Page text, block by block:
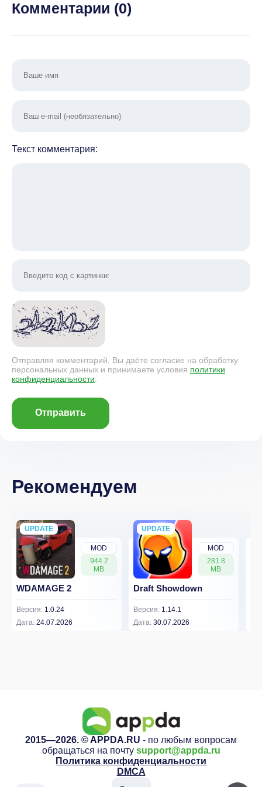
Комментарии (0)
Текст комментария:
Отправляя комментарий, Вы даёте согласие на обработку
персональных данных и принимаете условия политики
конфиденциальности.
Отправить
Рекомендуем
MOD
944.2
MB
UPDATE
NEW
WDAMAGE 2
Версия: 1.0.24
Дата: 24.07.2026
MOD
281.8
MB
UPDATE
NEW
Draft Showdown
Версия: 1.14.1
Дата: 30.07.2026
2015—2026. © APPDA.RU - по любым вопросам
обращаться на почту support@appda.ru
Политика конфиденциальности
DMCA